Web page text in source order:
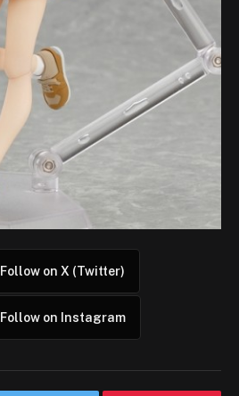
Follow on X (Twitter)
Follow on Instagram